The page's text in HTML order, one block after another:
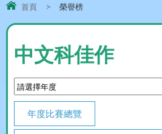
首頁 > 榮譽榜
中文科佳作
年度比賽總覽